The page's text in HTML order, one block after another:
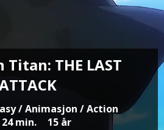
THE LAST
/ Animasjon / Action
min.
15 år